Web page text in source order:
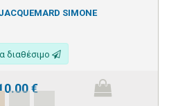
SIMONE
διαθέσιμο
€